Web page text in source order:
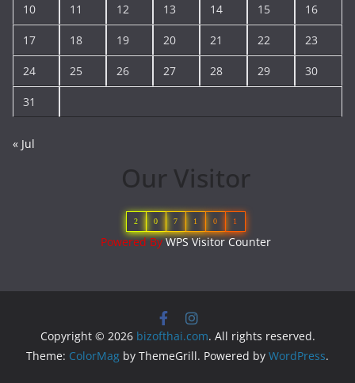
10 11 12 13 14 15 16
17 18 19 20 21 22 23
24 25 26 27 28 29 30
31
« Jul
Our Visitor
2 0 7 1 0 1
Powered ByWPS Visitor Counter
Copyright © 2026 bizofthai.com. All rights reserved.
Theme: ColorMag by ThemeGrill. Powered by WordPress.